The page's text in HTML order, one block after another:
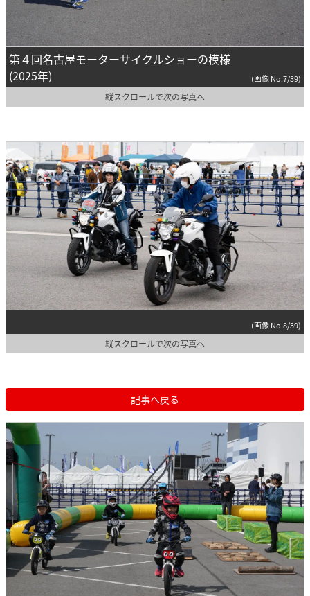
第４回名古屋モーターサイクルショーの模様
(2025年)
(画像 No.7/39)
縦スクロールで次の写真へ
(画像 No.8/39)
縦スクロールで次の写真へ
記事へ戻る